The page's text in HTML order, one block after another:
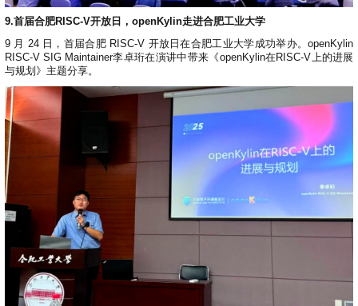
9.首届合肥RISC-V开放日，openKylin走进合肥工业大学
9 月 24 日，首届合肥 RISC-V 开放日在合肥工业大学成功举办。openKylin
RISC-V SIG Maintainer李卓珩在演讲中带来《openKylin在RISC-V上的进展
与规划》主题分享。